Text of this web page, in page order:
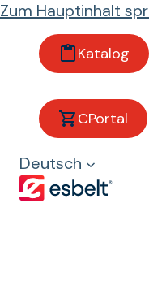
Zum Hauptinhalt
Katalog
CPortal
Deutsch